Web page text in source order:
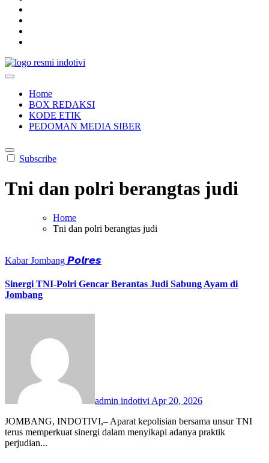
Home
BOX REDAKSI
KODE ETIK
PEDOMAN MEDIA SIBER
Subscribe
Tni dan polri berangtas judi
Home
Tni dan polri berangtas judi
Kabar Jombang 𝙋𝙤𝙡𝙧𝙚𝙨
Sinergi TNI-Polri Gencar Berantas Judi Sabung Ayam di
Jombang
admin indotivi Apr 20, 2026
JOMBANG, INDOTIVI,– Aparat kepolisian bersama unsur TNI
terus memperkuat sinergi dalam menyikapi adanya praktik
perjudian...